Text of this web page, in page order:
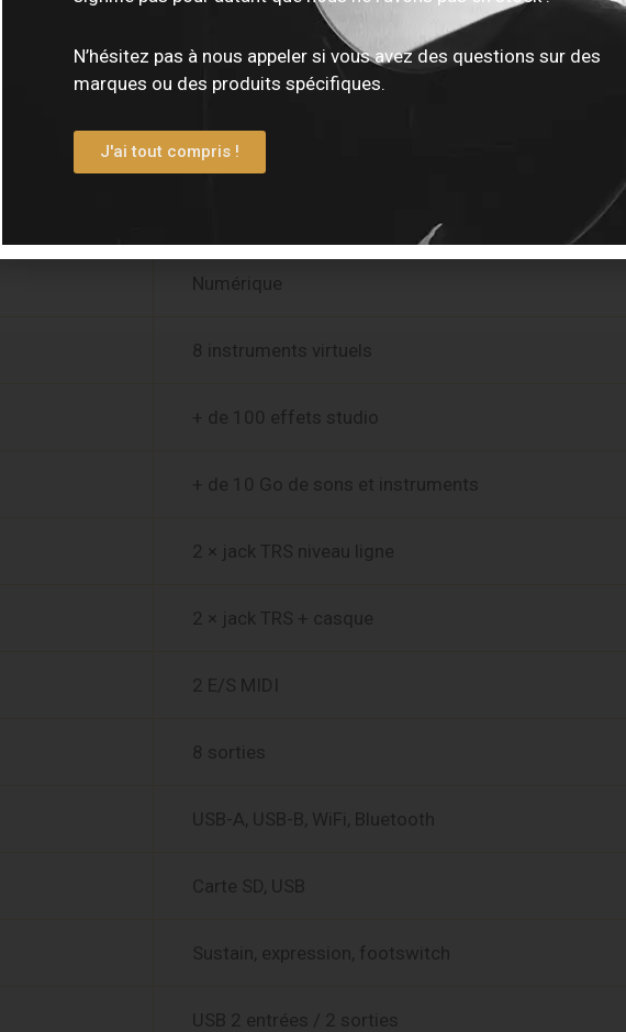
32 Go (22 Go disponibles)
16 pads sensibles pression/vélocité + poly aftertouch
Couleur 7″ multitouch
Numérique
8 instruments virtuels
+ de 100 effets studio
+ de 10 Go de sons et instruments
2 × jack TRS niveau ligne
2 × jack TRS + casque
2 E/S MIDI
8 sorties
USB-A, USB-B, WiFi, Bluetooth
Carte SD, USB
Sustain, expression, footswitch
USB 2 entrées / 2 sorties
N’hésitez pas à nous appeler si vous avez des questions sur des
marques ou des produits spécifiques.
J'ai tout compris !